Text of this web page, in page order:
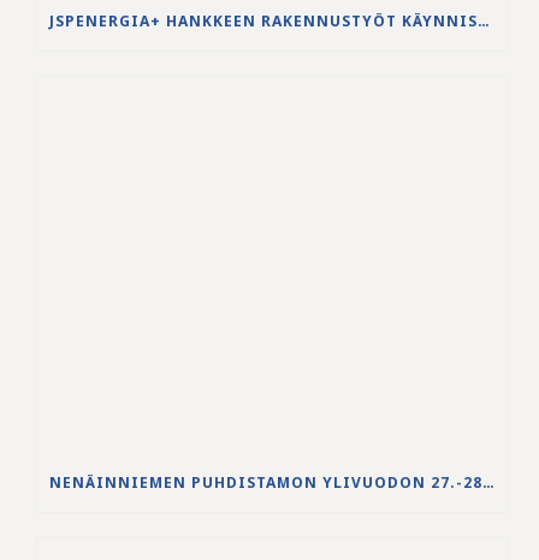
JSPENERGIA+ HANKKEEN RAKENNUSTYÖT KÄYNNISTYVÄT LOUHINTATÖILLÄ
NENÄINNIEMEN PUHDISTAMON YLIVUODON 27.-28.5.2026 VESISTÖVAIKUTUKSET